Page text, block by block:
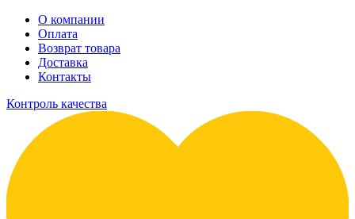
О компании
Оплата
Возврат товара
Доставка
Контакты
Контроль качества